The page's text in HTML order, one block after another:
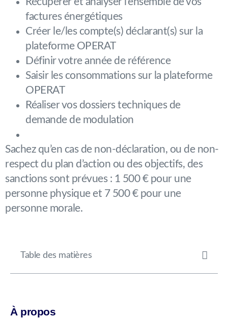
factures énergétiques
Créer le/les compte(s) déclarant(s) sur la
plateforme OPERAT
Définir votre année de référence
Saisir les consommations sur la plateforme
OPERAT
Réaliser vos dossiers techniques de
demande de modulation
Sachez qu’en cas de non-déclaration, ou de non-
respect du plan d’action ou des objectifs, des
sanctions sont prévues : 1 500 € pour une
personne physique et 7 500 € pour une
personne morale.
Table des matières
À propos